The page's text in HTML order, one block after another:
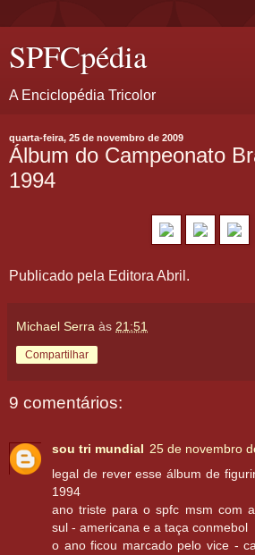
SPFCpédia
A Enciclopédia Tricolor
quarta-feira, 25 de novembro de 2009
Álbum do Campeonato
1994
Publicado pela Editora Abril.
Michael Serra às 21:51
Compartilhar
9 comentários:
sou tri mundial 25 de novembro
legal de rever esse álbum de
1994
ano triste para o spfc msm com
sul - americana e a taça conmebol
o ano ficou marcado pelo vice -